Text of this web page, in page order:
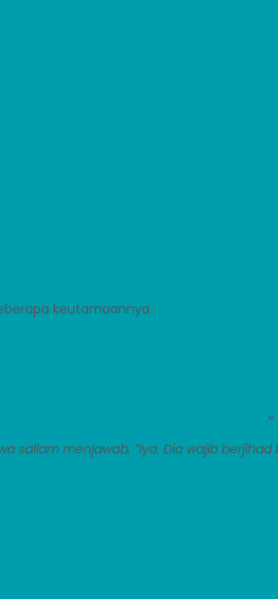
keutamaannya :
sallam menjawab, “Iya. Dia wajib